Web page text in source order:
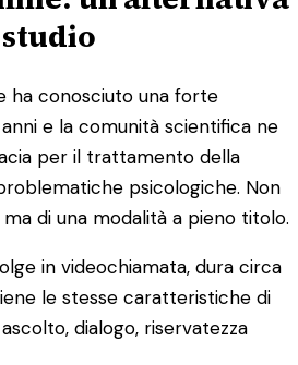
ha conosciuto una forte
e la comunità scientifica ne
per il trattamento della
psicologiche. Non
di una modalità a pieno titolo.
in videochiamata, dura circa
le stesse caratteristiche di
dialogo, riservatezza